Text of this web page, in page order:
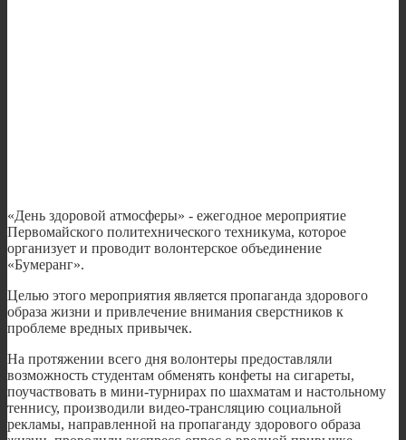
«День здоровой атмосферы» - ежегодное мероприятие
Первомайского политехнического техникума, которое
организует и проводит волонтерское объединение
«Бумеранг».
Целью этого мероприятия является пропаганда здорового
образа жизни и привлечение внимания сверстников к
проблеме вредных привычек.
На протяжении всего дня волонтеры предоставляли
возможность студентам обменять конфеты на сигареты,
поучаствовать в мини-турнирах по шахматам и настольному
теннису, производили видео-трансляцию социальной
рекламы, направленной на пропаганду здорового образа